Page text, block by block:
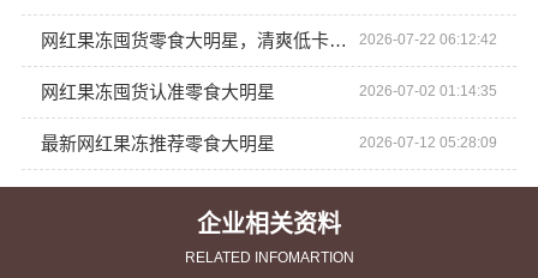
企业相关资料
RELATED INFOMARTION
网红果冻囤货零食大明星，清爽低卡随身常备 2026-07-22 06:12:42
网红果冻囤货认准零食大明星 2026-07-02 01:14:35
最新网红果冻推荐零食大明星 2026-07-12 05:28:09